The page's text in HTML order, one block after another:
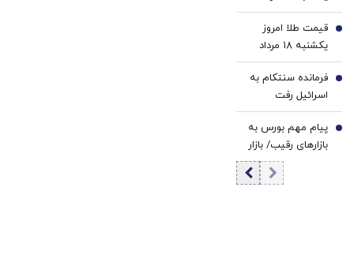
۱۴۰۵/ افزایش
قیمت دلار
قیمت طلا امروز
یکشنبه ۱۸ مرداد
۱۴۰۵
5
فرمانده سنتکام به
اسرائیل رفت
6
پیام مهم بورس به
بازارهای رقیب/ بازار
سرمایه وارد
مرحله‌ای جدید از
7